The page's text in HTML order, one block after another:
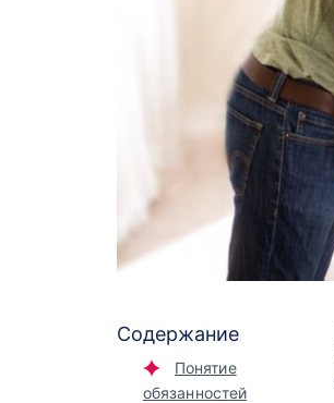
Содержание
Понятие
обязанностей